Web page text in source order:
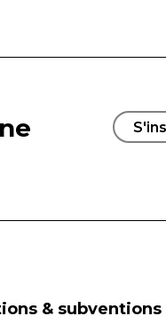
& subventions